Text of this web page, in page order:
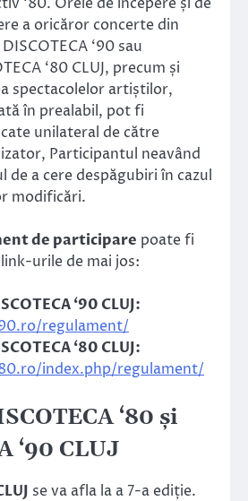
a oricăror concerte din
‘90 sau
‘80 CLUJ, precum și
spectacolelor artiștilor,
în prealabil, pot fi
unilateral de către
Participantul neavând
de a cere despăgubiri în cazul
modificări.
de participare poate fi
urile de mai jos:
‘90 CLUJ:
regulament/
‘80 CLUJ:
index.php/regulament/
‘80 și
‘90 CLUJ
se va afla la a 7-a ediție.